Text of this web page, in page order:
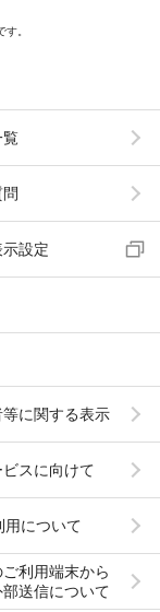
。
覧
設定
に関する表示
スに向けて
用について
利用端末から
送信について